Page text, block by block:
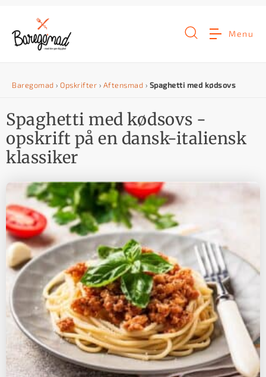
n
h
o
d
e
Menu
Baregomad › Opskrifter › Aftensmad › Spaghetti med kødsovs
Spaghetti med kødsovs -
opskrift på en dansk-italiensk
klassiker